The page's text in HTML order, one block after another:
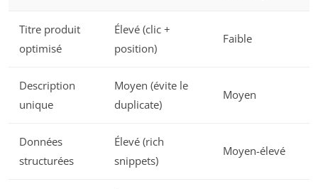
Titre produit
optimisé
Élevé (clic +
position)
Faible
Description
unique
Moyen (évite le
duplicate)
Moyen
Données
structurées
Élevé (rich
snippets)
Moyen-élevé